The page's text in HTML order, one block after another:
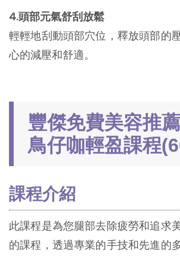
4.頭部元氣舒刮放鬆
輕輕地刮動頭部穴位，釋放頭部的
心的減壓和舒適。
豐傑免費美容推薦
鳥仔咖輕盈課程
課程介紹
此課程是為您腿部去除疲勞和追求
的課程，透過專業的手技和先進的